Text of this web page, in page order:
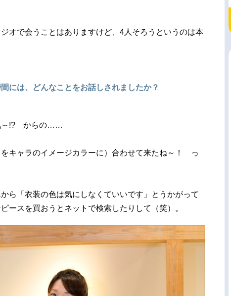
オで会うことはありますけど、4人そろうというのは本
には、どんなことをお話しされましたか？
～!? からの……
キャラのイメージカラーに）合わせて来たね～！ っ
ら「衣装の色は気にしなくていいです」とうかがって
ースを買おうとネットで検索したりして（笑）。